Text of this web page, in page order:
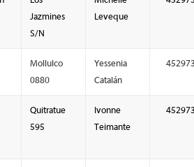
Jazmines
S/N
Leveque
Mollulco
0880
Yessenia
Catalán
Quitratue
595
Ivonne
Teimante